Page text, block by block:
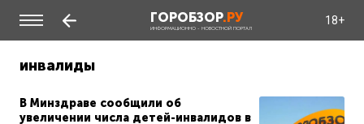
ГОРОБЗОР.РУ
ИНФОРМАЦИОННО - НОВОСТНОЙ ПОРТАЛ
18+
инвалиды
В Минздраве сообщили об
увеличении числа детей-инвалидов в